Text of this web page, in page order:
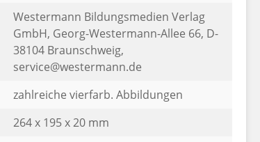
Westermann Bildungsmedien Verlag
GmbH, Georg-Westermann-Allee 66, D-
38104 Braunschweig,
service@westermann.de
zahlreiche vierfarb. Abbildungen
264 x 195 x 20 mm